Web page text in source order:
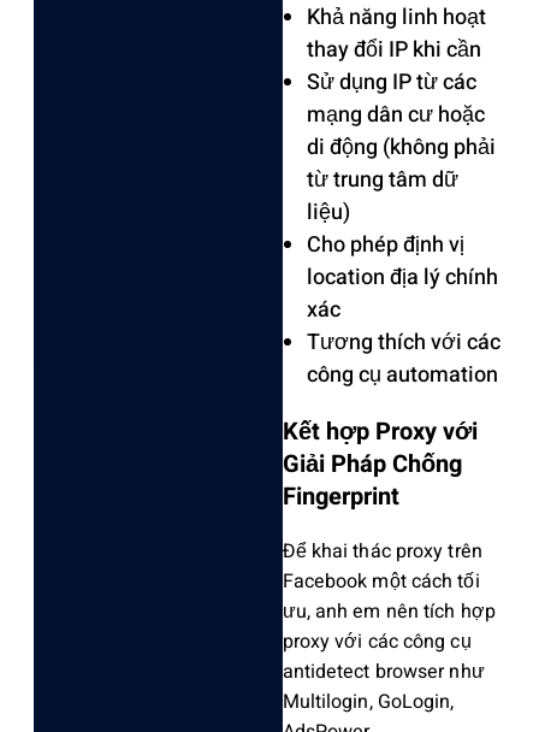
Khả năng linh hoạt
thay đổi IP khi cần
Sử dụng IP từ các
mạng dân cư hoặc
di động (không phải
từ trung tâm dữ
liệu)
Cho phép định vị
location địa lý chính
xác
Tương thích với các
công cụ automation
Kết hợp Proxy với
Giải Pháp Chống
Fingerprint
Để khai thác proxy trên
Faceboo‌k một cách tối
ưu, anh em nên tích hợp
proxy với các công cụ
antidetect browser như
Mult‌ilogi‌n, GoLogin,